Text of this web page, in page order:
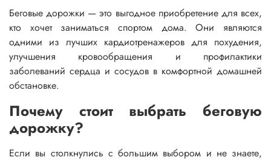
Беговые дорожки — это выгодное приобретение для всех,
кто хочет заниматься спортом дома. Они являются
одними из лучших кардиотренажеров для похудения,
улучшения кровообращения и профилактики
заболеваний сердца и сосудов в комфортной домашней
обстановке.
Почему стоит выбрать беговую
дорожку?
Если вы столкнулись с большим выбором и не знаете,